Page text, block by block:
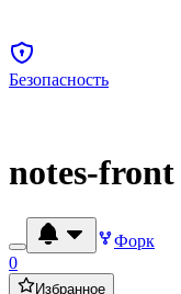
Безопасность
notes-front
Форк
0
Избранное